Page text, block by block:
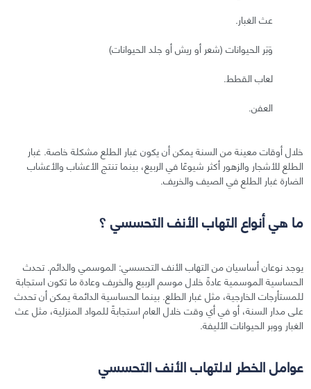
عث الغبار.
وَبَر الحيوانات (شعر أو ريش أو جلد الحيوانات)
لعاب القطط.
العفن.
خلال أوقات معينة من السنة يمكن أن يكون غبار الطلع مشكلة خاصة. غبار
الطلع للأشجار والزهور أكثر شيوعًا في الربيع، بينما تنتج الأعشاب والأعشاب
الضارة غبار الطلع في الصيف والخريف.
ما هي أنواع التهاب الأنف التحسسي ؟
يوجد نوعان أساسيان من التهاب الأنف التحسسي: الموسمي والدائم. تحدث
الحساسية الموسمية عادةً خلال موسم الربيع والخريف وعادة ما تكون استجابة
للمستأرجات الخارجية، مثل غبار الطلع. بينما الحساسية الدائمة يمكن أن تحدث
على مدار السنة، أو في أي وقت خلال العام استجابةً للمواد المنزلية، مثل عث
الغبار ووبر الحيوانات الأليفة.
عوامل الخطر لالتهاب الأنف التحسسي